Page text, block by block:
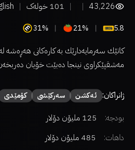
43,226
101 خولەک
5.8
21%
31%
كاتێك سەرمایەدارێك بە كارەكانی
مەشقپێكراوی نینجا دەبێت خۆیان
ژانراکان: ئەكشن سەركێشی كۆمێدی
بودجە: 125 ملیۆن دۆلار
داهات:
485 ملیۆن دۆلار